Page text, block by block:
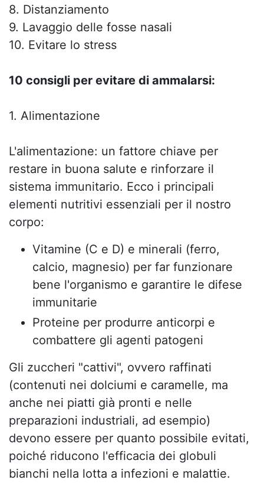
8. Distanziamento
9. Lavaggio delle fosse nasali
10. Evitare lo stress
10 consigli per evitare di ammalarsi:
1. Alimentazione
L'alimentazione: un fattore chiave per
restare in buona salute e rinforzare il
sistema immunitario. Ecco i principali
elementi nutritivi essenziali per il nostro
corpo:
Vitamine (C e D) e minerali (ferro,
calcio, magnesio) per far funzionare
bene l'organismo e garantire le difese
immunitarie
Proteine per produrre anticorpi e
combattere gli agenti patogeni
Gli zuccheri "cattivi", ovvero raffinati
(contenuti nei dolciumi e caramelle, ma
anche nei piatti già pronti e nelle
preparazioni industriali, ad esempio)
devono essere per quanto possibile evitati,
poiché riducono l'efficacia dei globuli
bianchi nella lotta a infezioni e malattie.